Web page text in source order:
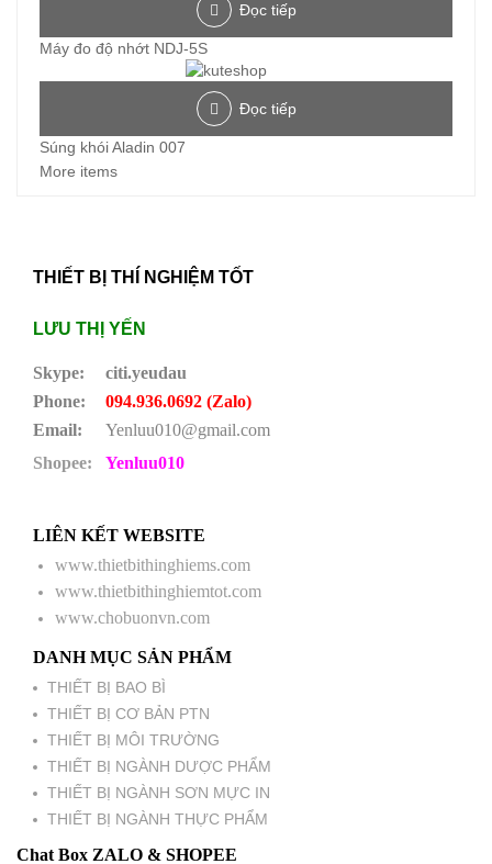
Đọc tiếp
Máy đo độ nhớt NDJ-5S
Đọc tiếp
Súng khói Aladin 007
More items
THIẾT BỊ THÍ NGHIỆM TỐT
LƯU THỊ YẾN
Skype:
citi.yeudau
Phone:
094.936.0692 (Zalo)
Email:
Yenluu010@gmail.com
Shopee:
Yenluu010
LIÊN KẾT WEBSITE
www.thietbithinghiems.com
www.thietbithinghiemtot.com
www.chobuonvn.com
DANH MỤC SẢN PHẨM
THIẾT BỊ BAO BÌ
THIẾT BỊ CƠ BẢN PTN
THIẾT BỊ MÔI TRƯỜNG
THIẾT BỊ NGÀNH DƯỢC PHẨM
THIẾT BỊ NGÀNH SƠN MỰC IN
THIẾT BỊ NGÀNH THỰC PHẨM
Chat Box ZALO & SHOPEE